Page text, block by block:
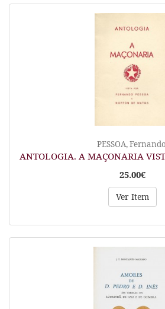
PESSOA,
ANTOLOGIA. A MAÇONARIA
25.00€
Ver Item